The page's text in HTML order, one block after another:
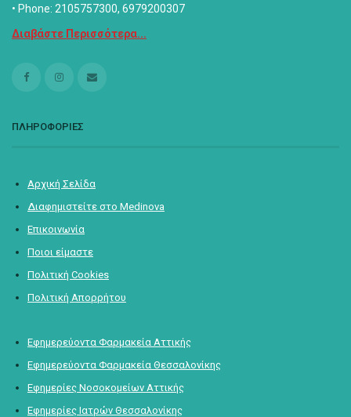
• Phone: 2105757300, 6979200307
Διαβάστε Περισσότερα...
ΠΛΗΡΟΦΟΡΙΕΣ
Αρχική Σελίδα
Διαφημιστείτε στο Medinova
Επικοινωνία
Ποιοι είμαστε
Πολιτική Cookies
Πολιτική Απορρήτου
Εφημερεύοντα Φαρμακεία Αττικής
Εφημερεύοντα Φαρμακεία Θεσσαλονίκης
Εφημερίες Νοσοκομείων Αττικής
Εφημερίες Ιατρών Θεσσαλονίκης